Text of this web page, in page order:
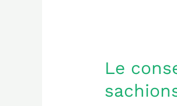
Le
conseil
d’Etat
refuse